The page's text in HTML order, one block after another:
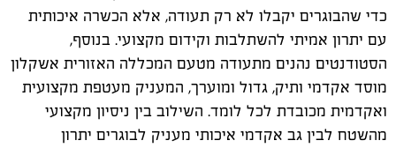
כדי שהבוגרים יקבלו לא רק תעודה, אלא הכשרה איכותית
עם יתרון אמיתי להשתלבות וקידום מקצועי. בנוסף,
הסטודנטים נהנים מתעודה מטעם המכללה האזורית אשקלון
מוסד אקדמי ותיק, גדול ומוערך, המעניק מעטפת מקצועית
ואקדמית מכובדת לכל לומד. השילוב בין ניסיון מקצועי
מהשטח לבין גב אקדמי איכותי מעניק לבוגרים יתרון